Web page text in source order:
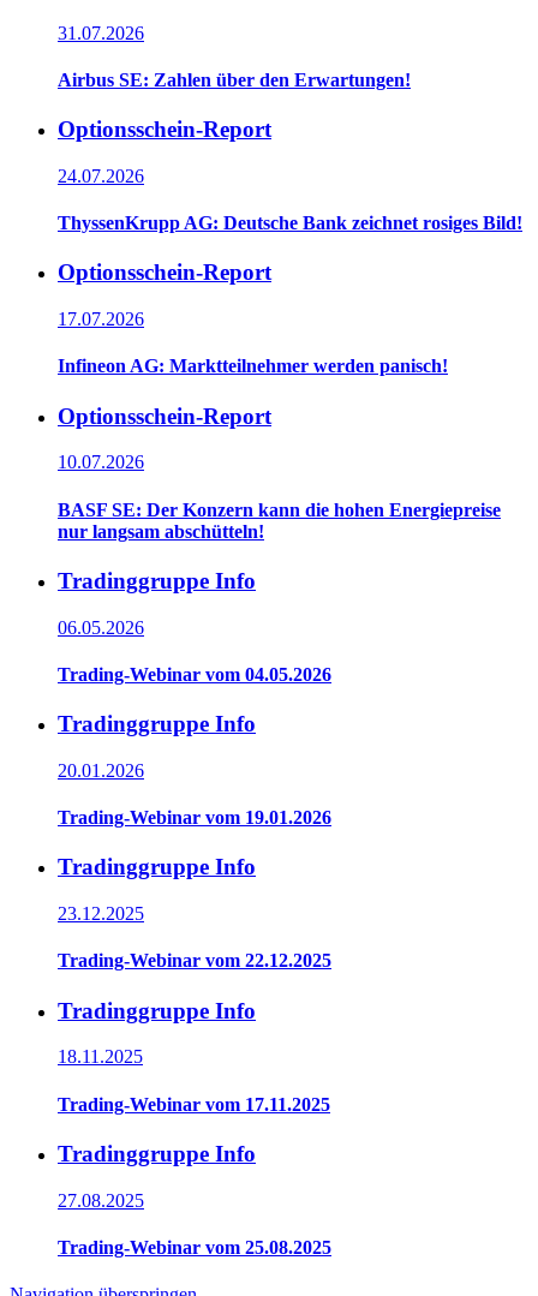
31.07.2026
Airbus SE: Zahlen über den Erwartungen!
Optionsschein-Report
24.07.2026
ThyssenKrupp AG: Deutsche Bank zeichnet rosiges Bild!
Optionsschein-Report
17.07.2026
Infineon AG: Marktteilnehmer werden panisch!
Optionsschein-Report
10.07.2026
BASF SE: Der Konzern kann die hohen Energiepreise
nur langsam abschütteln!
Tradinggruppe Info
06.05.2026
Trading-Webinar vom 04.05.2026
Tradinggruppe Info
20.01.2026
Trading-Webinar vom 19.01.2026
Tradinggruppe Info
23.12.2025
Trading-Webinar vom 22.12.2025
Tradinggruppe Info
18.11.2025
Trading-Webinar vom 17.11.2025
Tradinggruppe Info
27.08.2025
Trading-Webinar vom 25.08.2025